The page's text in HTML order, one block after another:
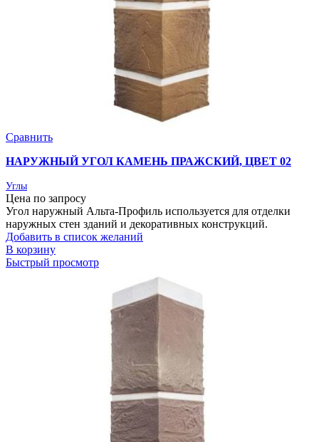
Сравнить
НАРУЖНЫЙ УГОЛ КАМЕНЬ ПРАЖСКИЙ, ЦВЕТ 02
Углы
Цена по запросу
Угол наружный Альта-Профиль используется для отделки
наружных стен зданий и декоративных конструкций.
Добавить в список желаний
В корзину
Быстрый просмотр